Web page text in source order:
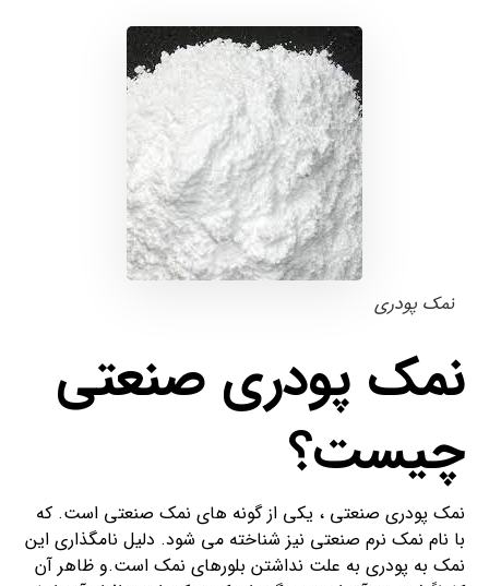
نمک پودری
نمک پودری صنعتی
چیست؟
نمک پودری صنعتی ، یکی از گونه های نمک صنعتی است. که
با نام نمک نرم صنعتی نیز شناخته می شود. دلیل نامگذاری این
نمک به پودری به علت نداشتن بلورهای نمک است.و ظاهر آن